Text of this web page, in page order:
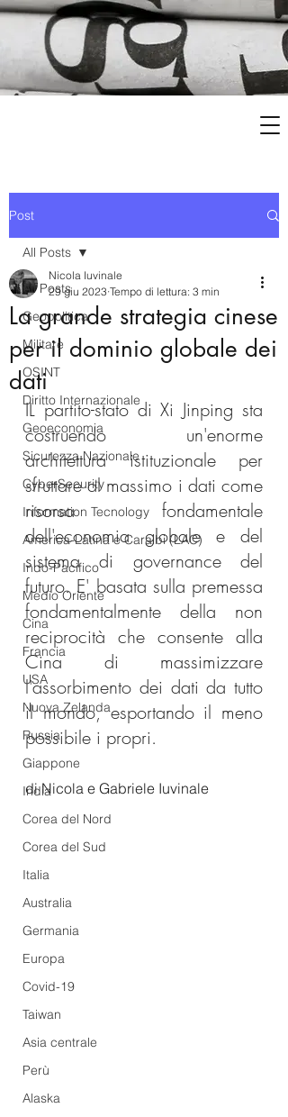
Post
All Posts
Geopolitica
Militare
OSINT
Diritto Internazionale
Geoeconomia
Sicurezza Nazionale
CyberSecurity
Information Tecnology
America-Latina e Caraibi (LAC)
Indo-Pacifico
Medio Oriente
Cina
Francia
USA
Nuova Zelanda
Russia
Giappone
India
Corea del Nord
Corea del Sud
Italia
Australia
Germania
Europa
Covid-19
Taiwan
Asia centrale
Perù
Alaska
All Posts
La grande strategia cinese
per il dominio globale dei
dati
Nicola Iuvinale
29 giu 2023 Tempo di lettura: 3 min
IL partito-stato di Xi Jinping sta
costruendo un'enorme
architettura istituzionale per
sfruttare al massimo i dati come
risorsa fondamentale
dell'economia globale e del
sistema di governance del
futuro. E' basata sulla premessa
fondamentalmente della non
reciprocità che consente alla
Cina di massimizzare
l'assorbimento dei dati da tutto
il mondo, esportando il meno
possibile i propri.
di Nicola e Gabriele Iuvinale